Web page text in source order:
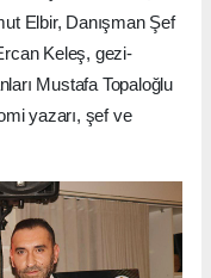
Elbir, Danışman Şef
Keleş, gezi-
Mustafa Topaloğlu
yazarı, şef ve